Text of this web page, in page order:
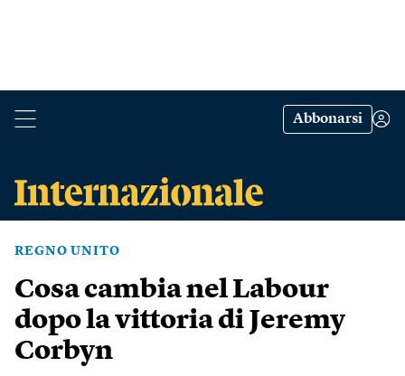
Abbonarsi
REGNO UNITO
Cosa cambia nel Labour
dopo la vittoria di Jeremy
Corbyn